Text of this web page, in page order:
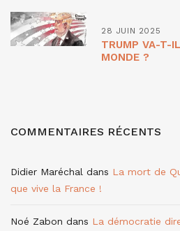
28 JUIN 2025
TRUMP VA-T-
MONDE ?
COMMENTAIRES RÉCENTS
Didier Maréchal dans La mort de
que vive la France !
Noé Zabon dans La démocratie